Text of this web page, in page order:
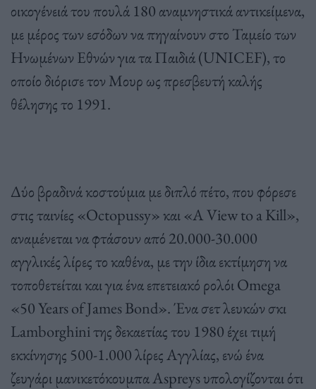
οικογένειά του πουλά 180 αναμνηστικά αντικείμενα,
με μέρος των εσόδων να πηγαίνουν στο Ταμείο των
Ηνωμένων Εθνών για τα Παιδιά (UNICEF), το
οποίο διόρισε τον Μουρ ως πρεσβευτή καλής
θέλησης το 1991.
Δύο βραδινά κοστούμια με διπλό πέτο, που φόρεσε
στις ταινίες «Octopussy» και «A View to a Kill»,
αναμένεται να φτάσουν από 20.000-30.000
αγγλικές λίρες το καθένα, με την ίδια εκτίμηση να
τοποθετείται και για ένα επετειακό ρολόι Omega
«50 Years of James Bond». Ένα σετ λευκών σκι
Lamborghini της δεκαετίας του 1980 έχει τιμή
εκκίνησης 500-1.000 λίρες Αγγλίας, ενώ ένα
ζευγάρι μανικετόκουμπα Aspreys υπολογίζονται ότι